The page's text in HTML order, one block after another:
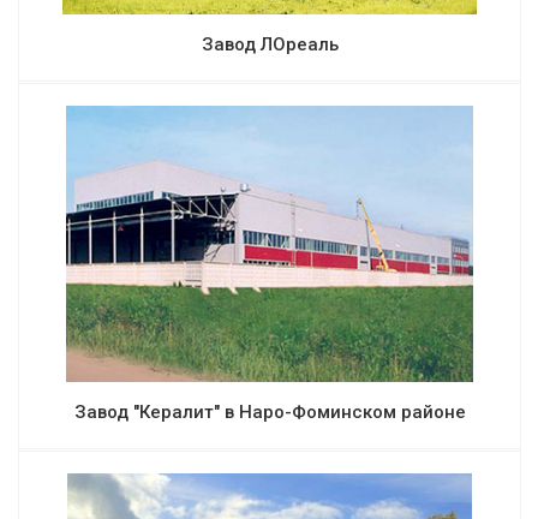
Завод ЛОреаль
Завод "Кералит" в Наро-Фоминском районе